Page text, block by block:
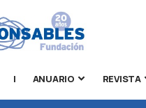
| ANUARIO REVISTA